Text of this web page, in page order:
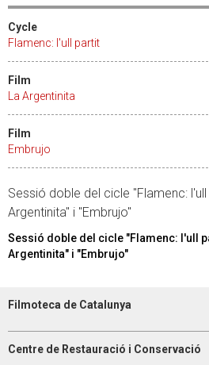
Cycle
Flamenc: l'ull partit
Film
La Argentinita
Film
Embrujo
Sessió doble del cicle "Flamenc:
Argentinita" i "Embrujo"
Sessió doble del cicle "Flamenc: l'ull
Argentinita" i "Embrujo"
Filmoteca de Catalunya
Centre de Restauració i Conservació